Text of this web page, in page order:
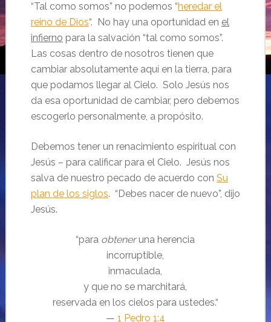
“Tal como somos” no podemos “heredar el
reino de Dios“. No hay una oportunidad en el
infierno para la salvación “tal como somos”.
Las cosas dentro de nosotros tienen que
cambiar absolutamente aquí en la tierra, para
que podamos llegar al Cielo. Solo Jesús nos
da esa oportunidad de cambiar, pero debemos
escogerlo personalmente, a propósito.
Debemos tener un renacimiento espiritual con
Jesús – para calificar para el Cielo. Jesús nos
salva de nuestro pecado de acuerdo con Su
plan de los siglos. “Debes nacer de nuevo”, dijo
Jesús.
“para obteneruna herencia
incorruptible,
inmaculada,
y que no se marchitará,
reservada en los cielos para ustedes.“
— 1 Pedro 1:4